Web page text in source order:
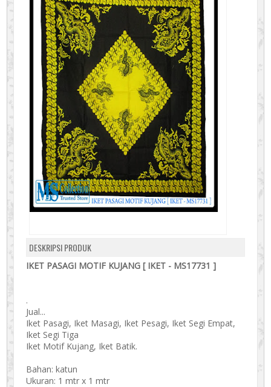
DESKRIPSI PRODUK
IKET PASAGI MOTIF KUJANG [ IKET - MS17731 ]
.
Jual...
Iket Pasagi, Iket Masagi, Iket Pesagi, Iket Segi Empat,
Iket Segi Tiga
Iket Motif Kujang, Iket Batik.
Bahan: katun
Ukuran: 1 mtr x 1 mtr